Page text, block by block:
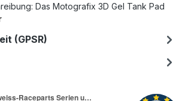
Das Motografix 3D Gel Tank Pad
(GPSR)